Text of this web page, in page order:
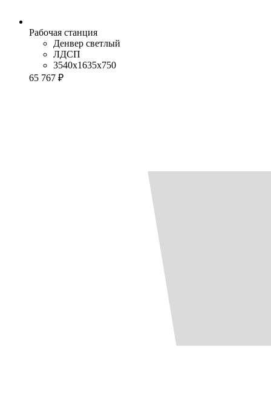
Рабочая станция
Денвер светлый
ЛДСП
3540x1635x750
65 767 ₽